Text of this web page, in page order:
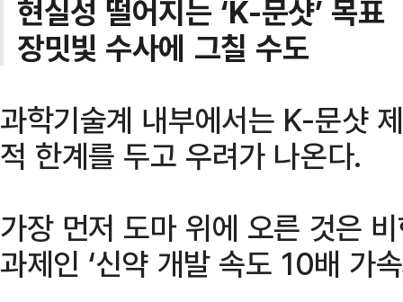
현실성 떨어지는 ‘K-문샷’ 목표
장밋빛 수사에 그칠 수도
과학기술계 내부에서는 K-문샷
적 한계를 두고 우려가 나온다.
가장 먼저 도마 위에 오른 것은
과제인 ‘신약 개발 속도 10배 가